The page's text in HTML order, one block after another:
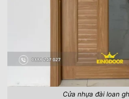
Cửa nhựa đài loan